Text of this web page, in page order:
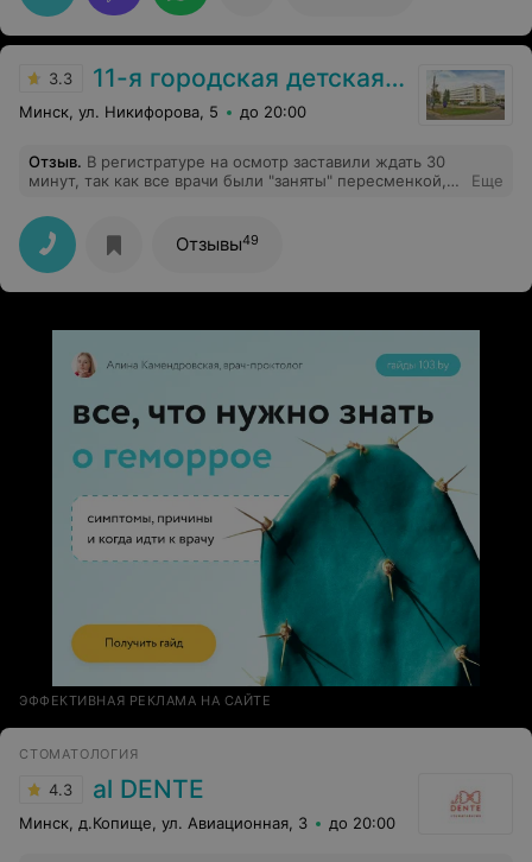
3.3 11-я городская детская поликлиника
Минск, ул. Никифорова, 5 до 20:00
Отзыв. В регистратуре на осмотр заставили ждать 30
минут, так как все врачи были "заняты" пересменкой,
отношение, которое регистратор не пыталась скрыть.
Еще
Отзывы49
ЭФФЕКТИВНАЯ РЕКЛАМА НА САЙТЕ
СТОМАТОЛОГИЯ
4.3 al DENTE
Минск, д.Копище, ул. Авиационная, 3 до 20:00